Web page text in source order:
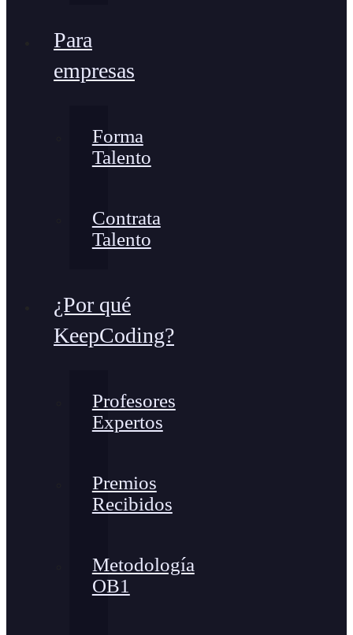
Para
empresas
Forma
Talento
Contrata
Talento
¿Por qué
KeepCoding?
Profesores
Expertos
Premios
Recibidos
Metodología
OB1